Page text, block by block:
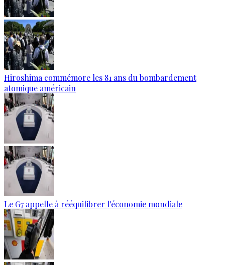
Hiroshima commémore les 81 ans du bombardement
atomique américain
Le G7 appelle à rééquilibrer l'économie mondiale